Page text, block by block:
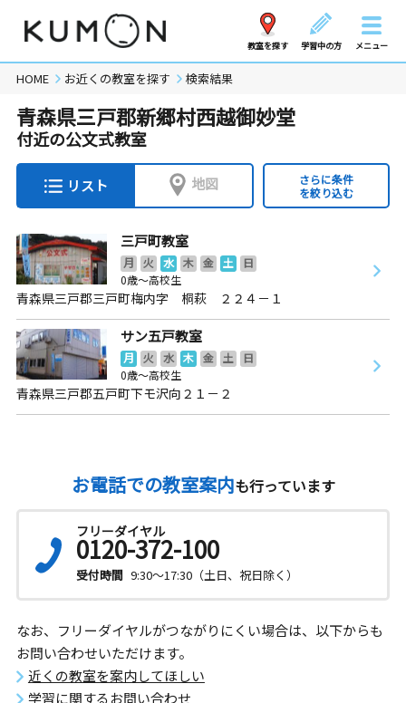
教室を探す 学習中の方 メニュー
HOME お近くの教室を探す 検索結果
青森県三戸郡新郷村西越御妙堂
付近の公文式教室
リスト 地図
さらに条件
を絞り込む
三戸町教室
月 火 水 木 金 土
日
0歳～高校生
青森県三戸郡三戸町梅内字 桐萩 ２２４－１
サン五戸教室
月 火 水 木 金 土
日
0歳～高校生
青森県三戸郡五戸町下モ沢向２１－２
お電話での教室案内も行っています
フリーダイヤル
0120-372-100
受付時間 9:30～17:30（土日、祝日除く）
なお、フリーダイヤルがつながりにくい場合は、以下からも
お問い合わせいただけます。
近くの教室を案内してほしい
学習に関するお問い合わせ